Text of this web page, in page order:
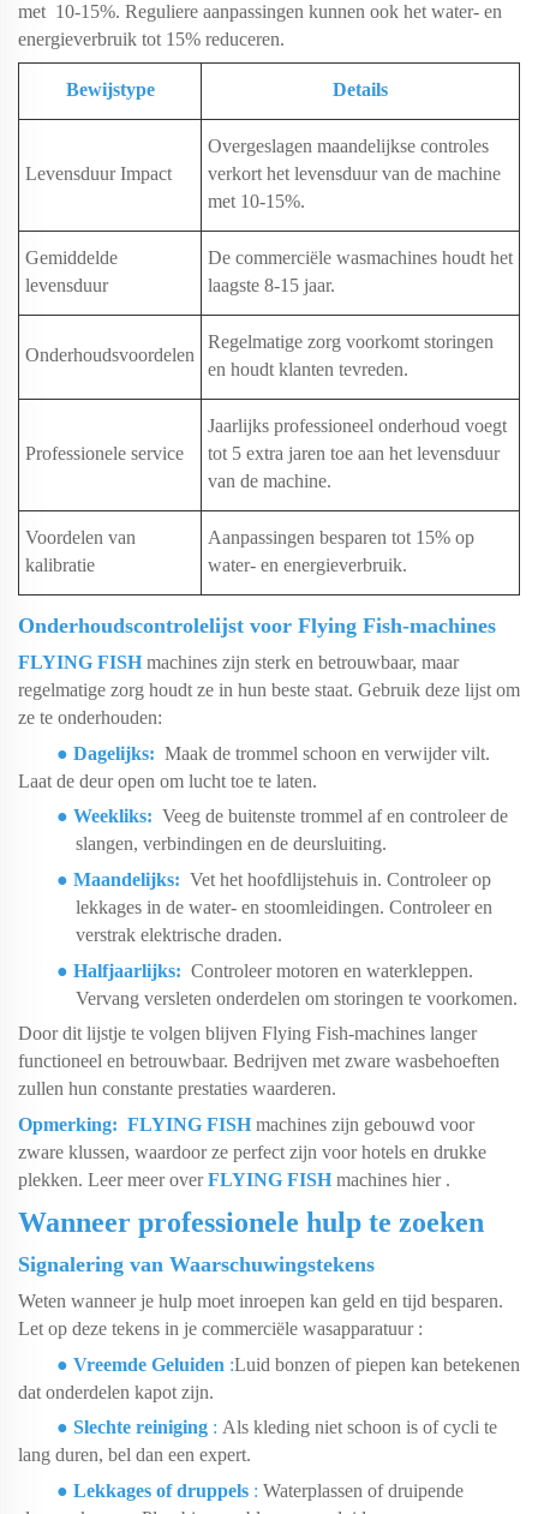
met 10-15%. Reguliere aanpassingen kunnen ook het water- en
energieverbruik tot 15% reduceren.
Bewijstype Details
Levensduur Impact
Overgeslagen maandelijkse controles
verkort het levensduur van de machine
met 10-15%.
Gemiddelde
levensduur
De commerciële wasmachines houdt het
laagste 8-15 jaar.
Onderhoudsvoordelen
Regelmatige zorg voorkomt storingen
en houdt klanten tevreden.
Professionele service
Jaarlijks professioneel onderhoud voegt
tot 5 extra jaren toe aan het levensduur
van de machine.
Voordelen van
kalibratie
Aanpassingen besparen tot 15% op
water- en energieverbruik.
Onderhoudscontrolelijst voor Flying Fish-machines
FLYING FISH machines zijn sterk en betrouwbaar, maar
regelmatige zorg houdt ze in hun beste staat. Gebruik deze lijst om
ze te onderhouden:
● Dagelijks: Maak de trommel schoon en verwijder vilt.
Laat de deur open om lucht toe te laten.
● Weekliks: Veeg de buitenste trommel af en controleer de
slangen, verbindingen en de deursluiting.
● Maandelijks: Vet het hoofdlijstehuis in. Controleer op
lekkages in de water- en stoomleidingen. Controleer en
verstrak elektrische draden.
● Halfjaarlijks: Controleer motoren en waterkleppen.
Vervang versleten onderdelen om storingen te voorkomen.
Door dit lijstje te volgen blijven Flying Fish-machines langer
functioneel en betrouwbaar. Bedrijven met zware wasbehoeften
zullen hun constante prestaties waarderen.
Opmerking: FLYING FISH machines zijn gebouwd voor
zware klussen, waardoor ze perfect zijn voor hotels en drukke
plekken. Leer meer overFLYING FISH machines hier .
Wanneer professionele hulp te zoeken
Signalering van Waarschuwingstekens
Weten wanneer je hulp moet inroepen kan geld en tijd besparen.
Let op deze tekens in je commerciële wasapparatuur :
● Vreemde Geluiden :Luid bonzen of piepen kan betekenen
dat onderdelen kapot zijn.
● Slechte reiniging : Als kleding niet schoon is of cycli te
lang duren, bel dan een expert.
● Lekkages of druppels : Waterplassen of druipende